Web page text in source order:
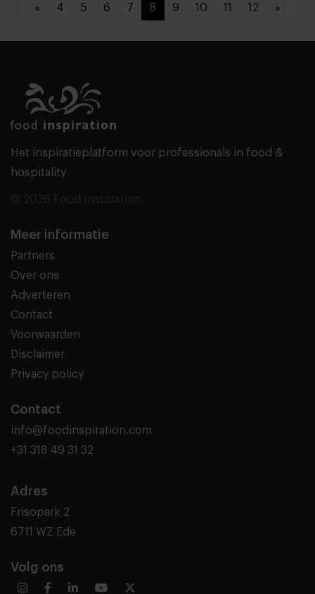
« 4 5 6 7 8 9 10 11 12 »
Het inspiratieplatform voor professionals in food &
hospitality
Meer informatie
Partners
Over ons
Adverteren
Contact
Voorwaarden
Disclaimer
Privacy policy
Contact
info@foodinspiration.com
+31 318 49 31 32
Adres
Frisopark 2
6711 WZ Ede
Volg ons